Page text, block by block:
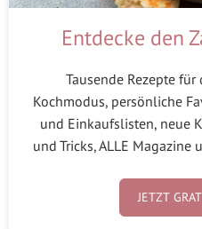
Entdecke den
Tausende Rezepte
Kochmodus, persönliche
und Einkaufslisten, neue
und Tricks, ALLE
JETZT